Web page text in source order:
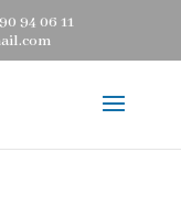
sobre un valor de
web/wp-
bien-etre-services-
94 06 11